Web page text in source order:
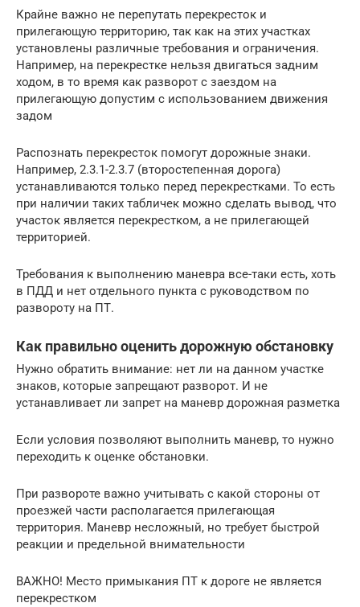
Крайне важно не перепутать перекресток и
прилегающую территорию, так как на этих участках
установлены различные требования и ограничения.
Например, на перекрестке нельзя двигаться задним
ходом, в то время как разворот с заездом на
прилегающую допустим с использованием движения
задом
Распознать перекресток помогут дорожные знаки.
Например, 2.3.1-2.3.7 (второстепенная дорога)
устанавливаются только перед перекрестками. То есть
при наличии таких табличек можно сделать вывод, что
участок является перекрестком, а не прилегающей
территорией.
Требования к выполнению маневра все-таки есть, хоть
в ПДД и нет отдельного пункта с руководством по
развороту на ПТ.
Как правильно оценить дорожную обстановку
Нужно обратить внимание: нет ли на данном участке
знаков, которые запрещают разворот. И не
устанавливает ли запрет на маневр дорожная разметка
Если условия позволяют выполнить маневр, то нужно
переходить к оценке обстановки.
При развороте важно учитывать с какой стороны от
проезжей части располагается прилегающая
территория. Маневр несложный, но требует быстрой
реакции и предельной внимательности
ВАЖНО! Место примыкания ПТ к дороге не является
перекрестком